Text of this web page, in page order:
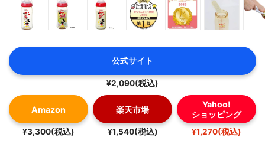
公式サイト
¥2,090(税込)
Amazon
¥3,300(税込)
楽天市場
¥1,540(税込)
Yahoo!
ショッピング
¥1,270(税込)